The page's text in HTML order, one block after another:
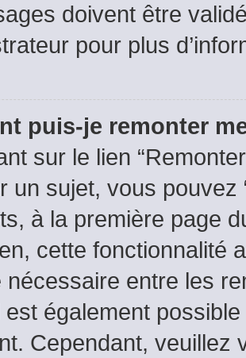
doivent être
pour plus
puis-je remonter
sur le lien
un sujet, vous pouvez
à la première page
cette fonctionnalité
nécessaire entre les
est également
Cependant,